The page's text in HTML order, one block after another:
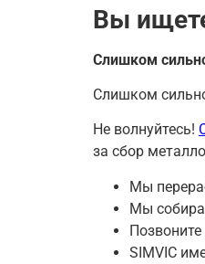
Вы
Слишком
Слишком
Не волнуйтесь!
за сбор
Мы
Мы
SIMVIC